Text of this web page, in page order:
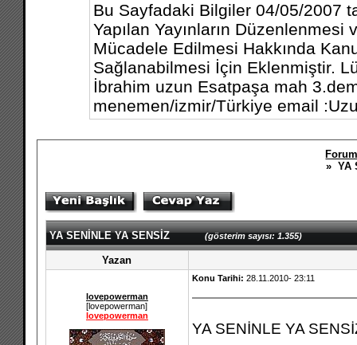
Bu Sayfadaki Bilgiler 04/05/2007
Yapılan Yayınların
Mücadele Edilmesi Hakkında
Sağlanabilmesi İçin Eklenmiştir.
İbrahim uzun Esatpaşa mah
menemen/izmir/Türkiye email
» YA
YA SENİNLE YA SENSİZ(gösterim sayısı: 1.355)
Yazan
lovepowerman
[lovepowerman]
lovepowerman
Konu Tarihi: 28.11.2010- 23:11
YA SENİNLE YA